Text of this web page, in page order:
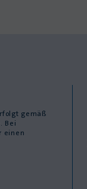
gemäß
Bei
einen